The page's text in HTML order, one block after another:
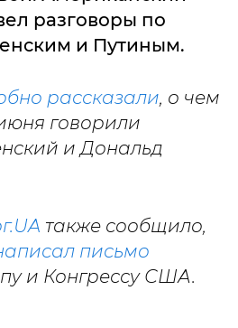
разговоры по
и Путиным.
рассказали, о чем
говорили
и Дональд
также сообщило,
письмо
и Конгрессу США.